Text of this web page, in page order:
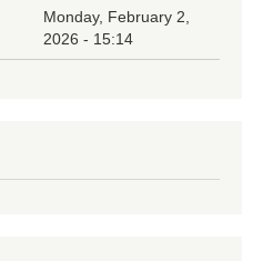
Monday, February 2,
2026 - 15:14